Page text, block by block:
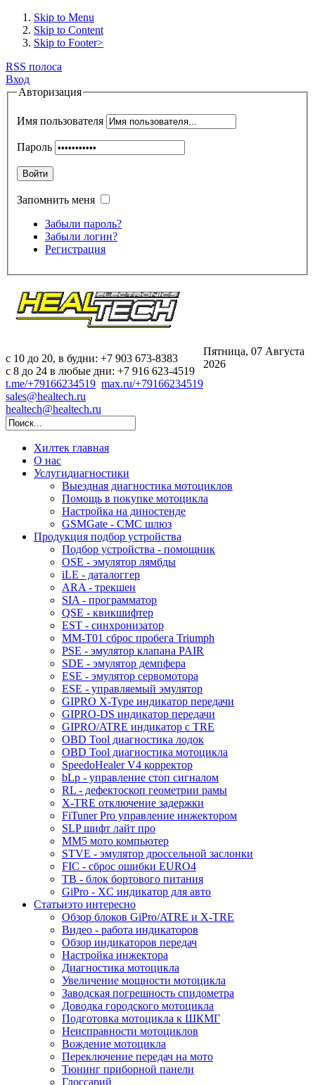
Skip to Menu
Skip to Content
Skip to Footer>
RSS полоса
Вход
Авторизация
Имя пользователя
Пароль
Войти
Запомнить меня
Забыли пароль?
Забыли логин?
Регистрация
c 10 до 20, в будни: +7 903 673-8383
с 8 до 24 в любые дни: +7 916 623-4519
t.me/+79166234519 max.ru/+79166234519
sales@healtech.ru
healtech@healtech.ru
Пятница, 07 Августа
2026
Хилтек главная
О нас
Услугидиагностики
Выездная диагностика мотоциклов
Помощь в покупке мотоцикла
Настройка на диностенде
GSMGate - СМС шлюз
Продукция подбор устройства
Подбор устройства - помощник
OSE - эмулятор лямбды
iLE - даталоггер
ARA - трекшен
SIA - программатор
QSE - квикшифтер
EST - синхронизатор
MM-T01 сброс пробега Triumph
PSE - эмулятор клапана PAIR
SDE - эмулятор демпфера
ESE - эмулятор сервомотора
ESE - управляемый эмулятор
GIPRO X-Type индикатор передачи
GIPRO-DS индикатор передачи
GIPRO/ATRE индикатор с TRE
OBD Tool диагностика лодок
OBD Tool диагностика мотоцикла
SpeedoHealer V4 корректор
bLp - управление стоп сигналом
RL - дефектоскоп геометрии рамы
X-TRE отключение задержки
FiTuner Pro управление инжектором
SLP шифт лайт про
MM5 мото компьютер
STVE - эмулятор дроссельной заслонки
FIC - сброс ошибки EURO4
TB - блок бортового питания
GiPro - XC индикатор для авто
Статьиэто интересно
Обзор блоков GiPro/ATRE и X-TRE
Видео - работа индикаторов
Обзор индикаторов передач
Настройка инжектора
Диагноcтика мотоцикла
Увеличение мощности мотоцикла
Заводская погрешность спидометра
Доводка городского мотоцикла
Подготовка мотоцикла к ШКМГ
Неисправности мотоциклов
Вождение мотоцикла
Переключение передач на мото
Тюнинг приборной панели
Глоссарий